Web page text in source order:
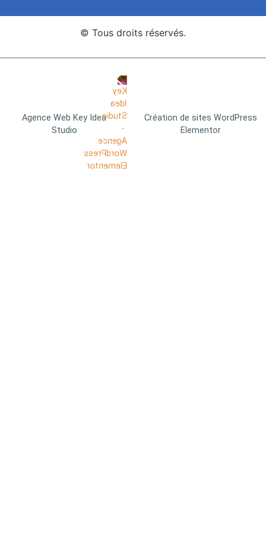
© Tous droits réservés.
Agence Web Key Idea
Studio
Création de sites WordPress
Elementor